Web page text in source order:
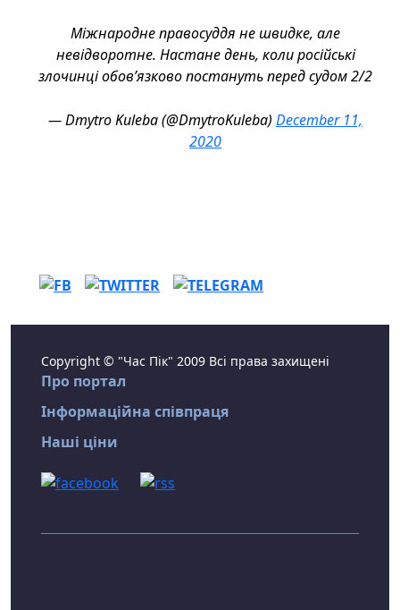
Міжнародне правосуддя не швидке, але
невідворотне. Настане день, коли російські
злочинці обов’язково постануть перед судом 2/2
— Dmytro Kuleba (@DmytroKuleba) December 11,
2020
Copyright © "Час Пік" 2009 Всі права захищені
Про портал
Інформаційна співпраця
Наші ціни